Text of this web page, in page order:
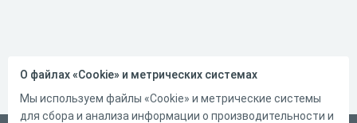
О файлах «Cookie» и метрических системах
Мы используем файлы «Cookie» и метрические системы
для сбора и анализа информации о производительности и